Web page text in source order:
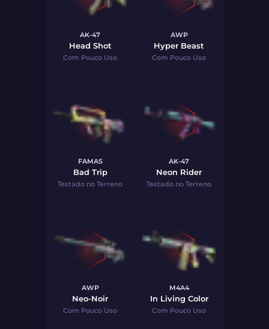
AK-47
Head Shot
Com Pouco Uso
AWP
Hyper Beast
Com Pouco Uso
FAMAS
Bad Trip
Testado no Terreno
AK-47
Neon Rider
Testado no Terreno
AWP
Neo-Noir
Com Pouco Uso
M4A4
In Living Color
Com Pouco Uso